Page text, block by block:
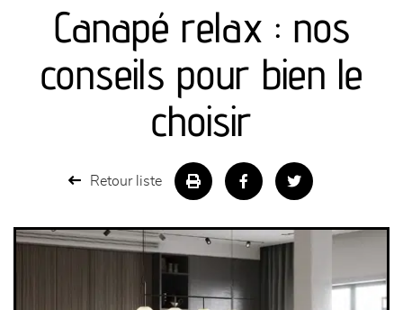
canapés et fauteuils
séjours
chambres et dressing
literie
Canapé relax : nos
conseils pour bien le
choisir
Retour liste